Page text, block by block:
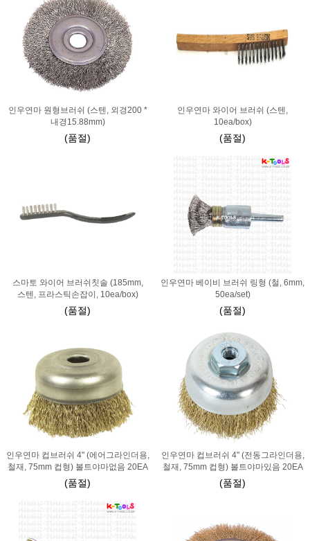
인우연마 원형브러쉬 (스텐, 외경200 *
내경15.88mm)
(품절)
인우연마 와이어 브러쉬 (스텐,
10ea/box)
(품절)
스마토 와이어 브러쉬칫솔 (185mm,
스텐, 프라스틱손잡이, 10ea/box)
(품절)
인우연마 베이비 브러쉬 링형 (철, 6mm,
50ea/set)
(품절)
인우연마 컵브러쉬 4" (에어그라인더용,
철재, 75mm 컵형) 볼트야마없음 20EA
(품절)
인우연마 컵브러쉬 4" (전동그라인더용,
철재, 75mm 컵형) 볼트야마있음 20EA
(품절)